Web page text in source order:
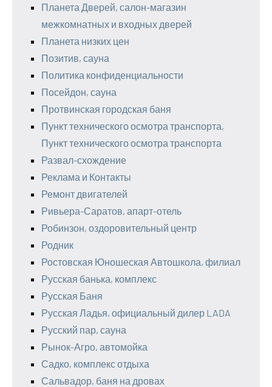
Планета Дверей, салон-магазин
межкомнатных и входных дверей
Планета низких цен
Позитив, сауна
Политика конфиденциальности
Посейдон, сауна
Протвинская городская баня
Пункт технического осмотра транспорта,
Пункт технического осмотра транспорта
Развал-схождение
Реклама и Контакты
Ремонт двигателей
Ривьера-Саратов, апарт-отель
Робинзон, оздоровительный центр
Родник
Ростовская Юношеская Автошкола, филиал
Русская банька, комплекс
Русская Баня
Русская Ладья, официальный дилер LADA
Русский пар, сауна
Рынок-Агро, автомойка
Садко, комплекс отдыха
Сальвадор, баня на дровах